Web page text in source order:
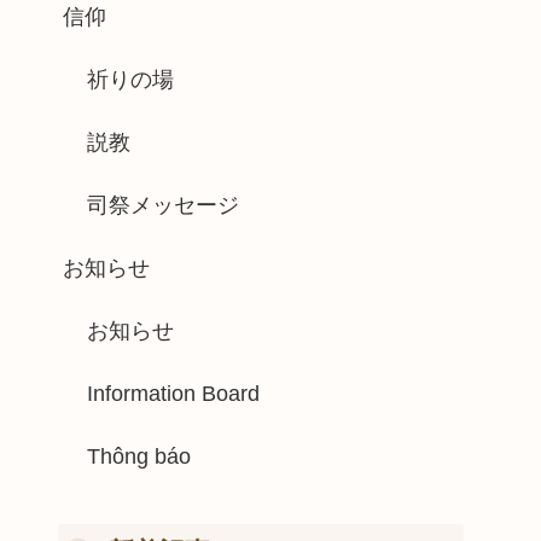
信仰
祈りの場
説教
司祭メッセージ
お知らせ
お知らせ
Information Board
Thông báo